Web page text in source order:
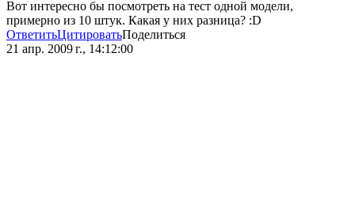
Вот интересно бы посмотреть на тест одной модели,
примерно из 10 штук. Какая у них разница? :D
ОтветитьЦитироватьПоделиться
21 апр. 2009 г., 14:12:00